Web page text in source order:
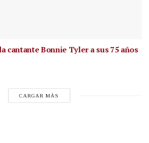
cantanteBonnie Tyler a sus 75 años
CARGAR MÁS